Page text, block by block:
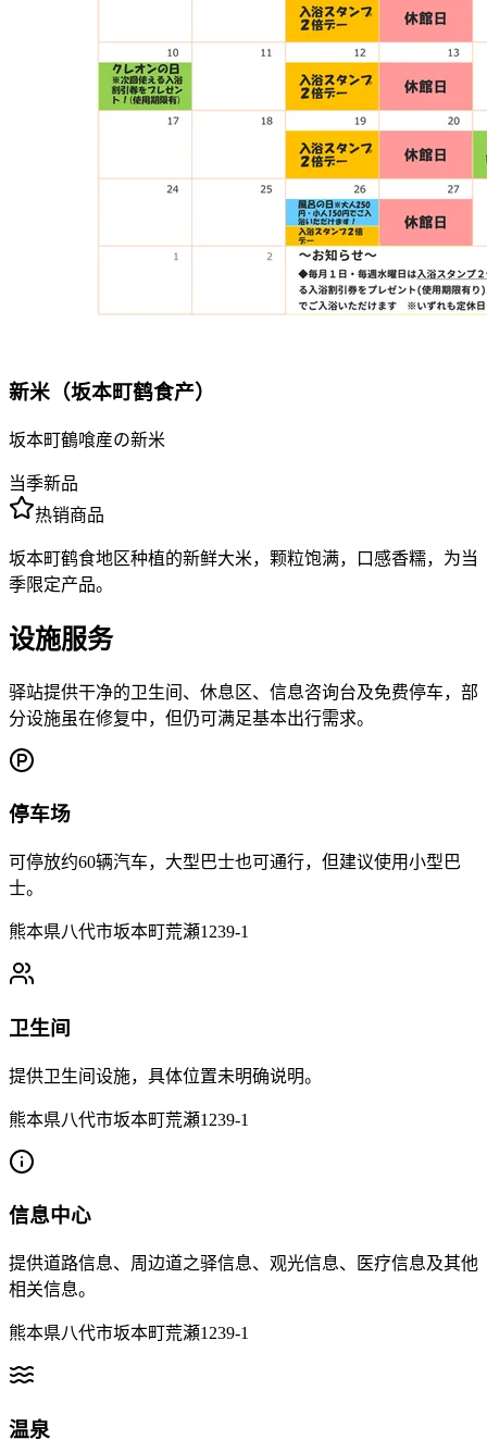
新米（坂本町鹤食产）
坂本町鶴喰産の新米
当季新品
热销商品
坂本町鹤食地区种植的新鲜大米，颗粒饱满，口感香糯，为当
季限定产品。
设施服务
驿站提供干净的卫生间、休息区、信息咨询台及免费停车，部
分设施虽在修复中，但仍可满足基本出行需求。
停车场
可停放约60辆汽车，大型巴士也可通行，但建议使用小型巴
士。
熊本県八代市坂本町荒瀬1239-1
卫生间
提供卫生间设施，具体位置未明确说明。
熊本県八代市坂本町荒瀬1239-1
信息中心
提供道路信息、周边道之驿信息、观光信息、医疗信息及其他
相关信息。
熊本県八代市坂本町荒瀬1239-1
温泉